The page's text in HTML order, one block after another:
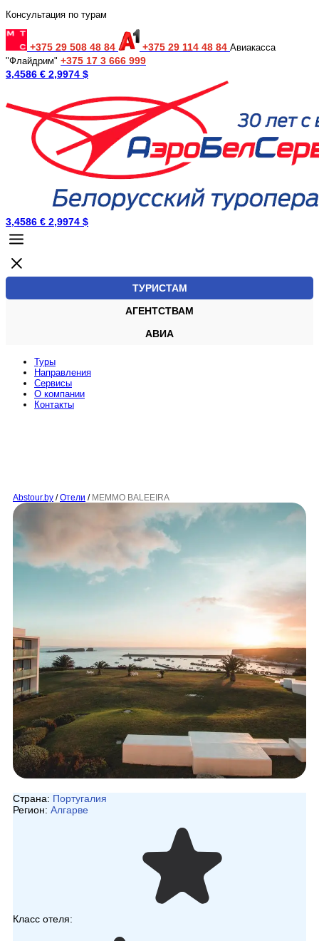
Консультация по турам
+375 29 508 48 84 +375 29 114 48 84 Авиакасса
"Флайдрим" +375 17 3 666 999
3,4586 € 2,9974 $
3,4586 € 2,9974 $
ТУРИСТАМ
АГЕНТСТВАМ
АВИА
Туры
Направления
Сервисы
O компании
Контакты
Abstour.by / Отели / MEMMO BALEEIRA
Страна: Португалия
Регион: Алгарве
Класс отеля: